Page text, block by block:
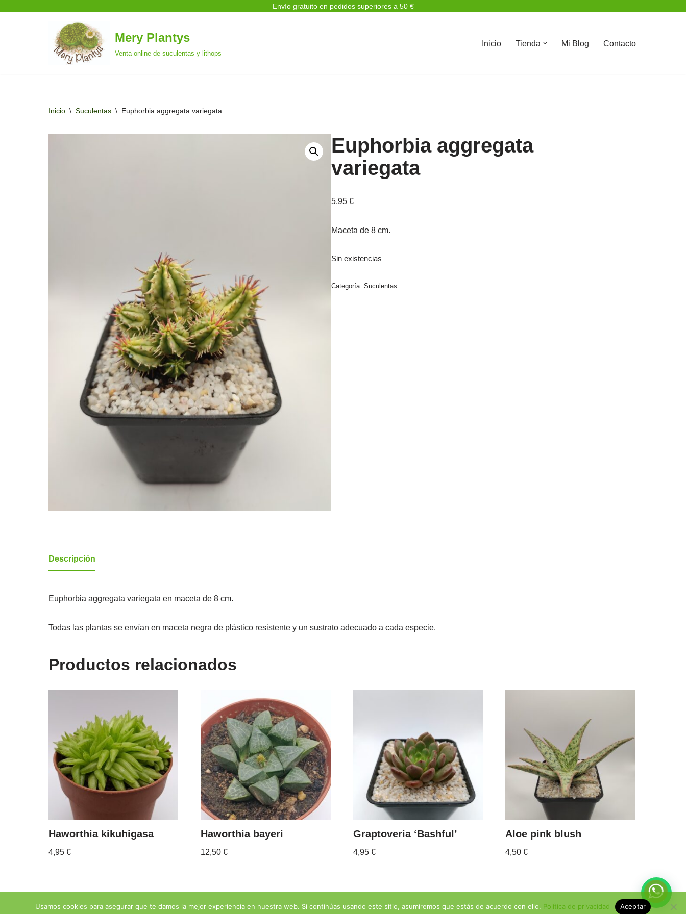
Envío gratuito en pedidos superiores a 50 €
Mery Plantys
Venta online de suculentas y lithops
Inicio Tienda Mi Blog Contacto
Inicio \ Suculentas \ Euphorbia aggregata variegata
Euphorbia aggregata
variegata
5,95 €
Maceta de 8 cm.
Sin existencias
Categoría: Suculentas
Descripción
Euphorbia aggregata variegata en maceta de 8 cm.
Todas las plantas se envían en maceta negra de plástico resistente y un sustrato adecuado a cada especie.
Productos relacionados
Haworthia kikuhigasa
4,95 €
Haworthia bayeri
12,50€
Graptoveria ‘Bashful’
4,95 €
Aloe pink blush
4,50€
Usamos cookies para asegurar que te damos la mejor experiencia en nuestra web. Si continúas usando este sitio, asumiremos que estás de acuerdo con ello. Política de privacidad Aceptar